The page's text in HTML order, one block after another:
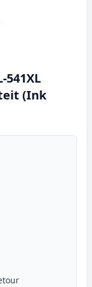
541XL
(Ink
PG-540XL / CL-